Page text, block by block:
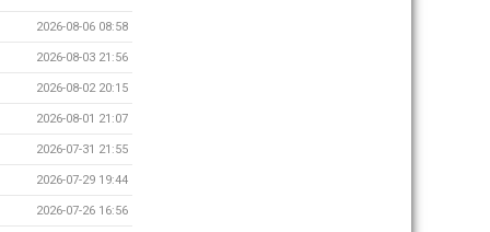
2026-08-06 08:58
2026-08-03 21:56
2026-08-02 20:15
2026-08-01 21:07
2026-07-31 21:55
2026-07-29 19:44
2026-07-26 16:56